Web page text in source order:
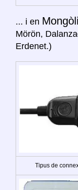
... i en
Mörön,
Erdenet.)
Tipus de